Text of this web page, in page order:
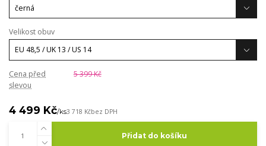
Velikost obuv
Cena před
slevou
5 399 Kč
4 499 Kč/ks3 718 Kčbez DPH
Přidat do košíku